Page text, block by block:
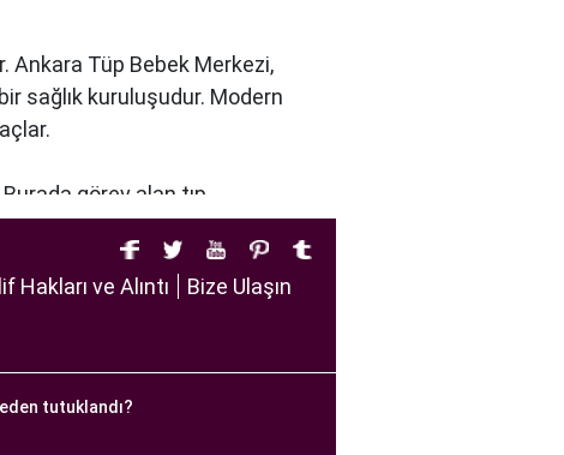
Tüp Bebek Merkezi,
sağlık kuruluşudur. Modern
görev alan tıp
dikkate alır. Ayrıca,
getirir.
çiftlere sağlıklı bir gebelik
yürütülmesi gereken bir
Hakları ve Alıntı Bize Ulaşın
tutuklandı?